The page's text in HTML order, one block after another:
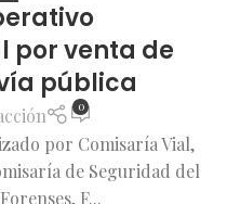
por venta de
pública
0
por Comisaría Vial,
de Seguridad del
F...